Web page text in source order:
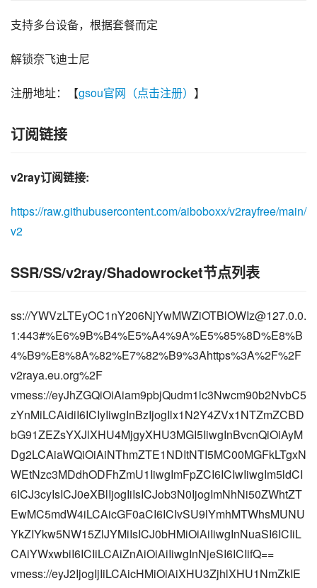
支持多台设备，根据套餐而定
解锁奈飞迪士尼
注册地址：【gsou官网（点击注册） 】
订阅链接
v2ray订阅链接:
https://raw.githubusercontent.com/aiboboxx/v2rayfree/main/
v2
SSR/SS/v2ray/Shadowrocket节点列表
ss://YWVzLTEyOC1nY206NjYwMWZiOTBlOWIz@127.0.0.
1:443#%E6%9B%B4%E5%A4%9A%E5%85%8D%E8%B
4%B9%E8%8A%82%E7%82%B9%3Ahttps%3A%2F%2F
v2raya.eu.org%2F
vmess://eyJhZGQiOiAiam9pbjQudm1lc3Nwcm90b2NvbC5
zYnMiLCAidiI6ICIyIiwgInBzIjogIlx1N2Y4ZVx1NTZmZCBD
bG91ZEZsYXJlXHU4MjgyXHU3MGI5IiwgInBvcnQiOiAyM
Dg2LCAiaWQiOiAiNThmZTE1NDItNTI5MC00MGFkLTgxN
WEtNzc3MDdhODFhZmU1IiwgImFpZCI6ICIwIiwgIm5ldCI
6ICJ3cyIsICJ0eXBlIjogIiIsICJob3N0IjogImNhNi50ZWhtZT
EwMC5mdW4iLCAicGF0aCI6ICIvSU9lYmhMTWhsMUNU
YkZIYkw5NW15ZlJYMiIsICJ0bHMiOiAiIiwgInNuaSI6ICIiL
CAiYWxwbiI6ICIiLCAiZnAiOiAiIiwgInNjeSI6ICIifQ==
vmess://eyJ2IjogIjIiLCAicHMiOiAiXHU3ZjhlXHU1NmZkIE